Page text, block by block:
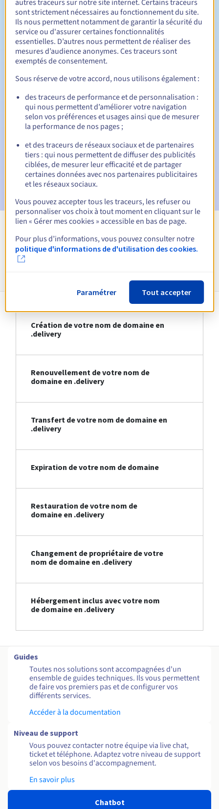
Durée de renouvellement Entre 1 et 10 ans
Période de rédemption
Notifications automatiques :
E-mails d'avertissement : 60, 30, 15, 7 et 3 jours avant la
date d'échéance
E-mail le jour de l'expirationpour notification de la
suspension du nom de domaine
E-mail après la période de grâce de rédemptionpour
notification de la suppression du nom de domaine
Voir toutes les extensions
Création de votre nom de domaine en
.delivery
Renouvellement de votre nom de
domaine en .delivery
Transfert de votre nom de domaine en
.delivery
Expiration de votre nom de domaine
Restauration de votre nom de
domaine en .delivery
Changement de propriétaire de votre
nom de domaine en .delivery
Hébergement inclus avec votre nom
de domaine en .delivery
Guides
Toutes nos solutions sont accompagnées d'un
ensemble de guides techniques. Ils vous permettent
de faire vos premiers pas et de configurer vos
différents services.
Accéder à la documentation
Niveau de support
Vous pouvez contacter notre équipe via live chat,
ticket et téléphone. Adaptez votre niveau de support
selon vos besoins d'accompagnement.
En savoir plus
Chatbot
autres traceurs sur notre site internet. Certains traceurs
sont strictement nécessaires au fonctionnement du site.
Ils nous permettent notamment de garantir la sécurité du
service ou d'assurer certaines fonctionnalités
essentielles. D’autres nous permettent de réaliser des
mesures d’audience anonymes. Ces traceurs sont
exemptés de consentement.
Sous réserve de votre accord, nous utilisons également :
des traceurs de performance et de personnalisation :
qui nous permettent d’améliorer votre navigation
selon vos préférences et usages ainsi que de mesurer
la performance de nos pages ;
et des traceurs de réseaux sociaux et de partenaires
tiers : qui nous permettent de diffuser des publicités
ciblées, de mesurer leur efficacité et de partager
certaines données avec nos partenaires publicitaires
et les réseaux sociaux.
Vous pouvez accepter tous les traceurs, les refuser ou
personnaliser vos choix à tout moment en cliquant sur le
lien « Gérer mes cookies » accessible en bas de page.
Pour plus d’informations, vous pouvez consulter notre
politique d'informations de d'utilisation des cookies.
Paramétrer Tout accepter